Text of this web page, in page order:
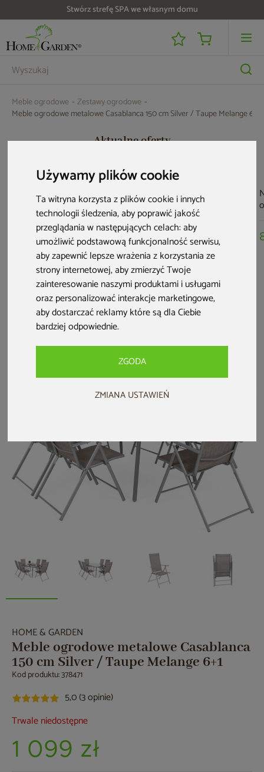
Używamy plików cookie
Ta witryna korzysta z plików cookie i innych
technologii śledzenia, aby poprawić jakość
przeglądania w następujących celach:aby
umożliwić podstawową funkcjonalność serwisu,
aby zapewnić lepsze wrażenia z korzystania ze
strony internetowej,aby zmierzyć Twoje
zainteresowanie naszymi produktami i usługami
oraz personalizować interakcje marketingowe,
aby dostarczać reklamy które są dla Ciebie
bardziej odpowiednie.
ZGODA
ZMIANA USTAWIEŃ
Stwórz strefę SPA we własnym domu
Meble ogrodowe
Zestawy ogrodowe
Meble ogrodowe metalowe Casablanca 150 cm Silver / Taupe Melange 6+1
Aktualne oferty
Meble ogrodowe
technorattanowe
Memfis Beige /
Beige Melange
7 499 zł
6 699 zł
Bestseller
Narożny zestaw
mebli ogrodowych
lewy California
Beige / Beige
Melange
8 499 zł
6 999 zł
Meble ogrodowe
rattanowe Diego
Brown /
Cappuccino 3+1
2 299 zł
HOME & GARDEN
Meble ogrodowe metalowe Casablanca
150 cm Silver / Taupe Melange 6+1
Kod produktu: 378471
5,0 (3 opinie)
Trwale niedostępne
1 099 zł